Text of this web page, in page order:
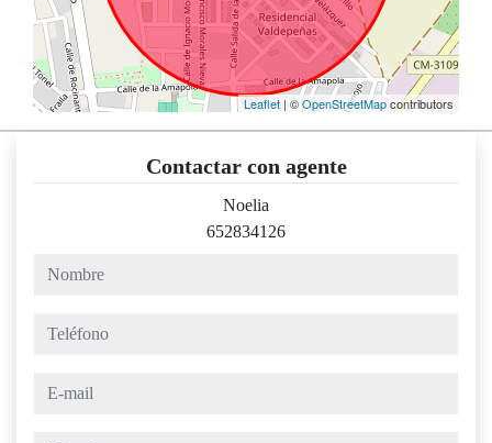
Leaflet | ©OpenStreetMapcontributors
Contactar con agente
Noelia
652834126
nombre
teléfono
e-mail